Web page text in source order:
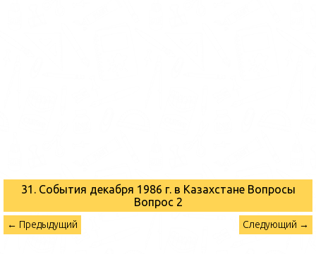
31. События декабря 1986 г. в Казахстане Вопросы
Вопрос 2
← Предыдущий Следующий →